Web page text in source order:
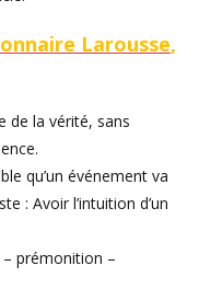
Larousse,
de la vérité, sans
qu’un événement va
: Avoir l’intuition d’un
prémonition –